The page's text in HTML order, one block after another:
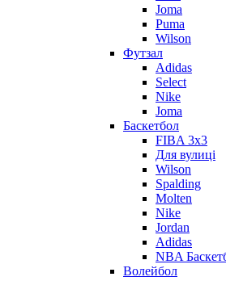
Joma
Puma
Wilson
Футзал
Adidas
Select
Nike
Joma
Баскетбол
FIBA 3x3
Для вулиці
Wilson
Spalding
Molten
Nike
Jordan
Adidas
NBA
Волейбол